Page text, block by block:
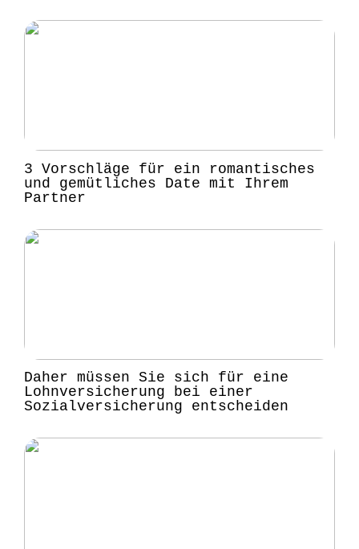
3 Vorschläge für ein romantisches
und gemütliches Date mit Ihrem
Partner
Daher müssen Sie sich für eine
Lohnversicherung bei einer
Sozialversicherung entscheiden